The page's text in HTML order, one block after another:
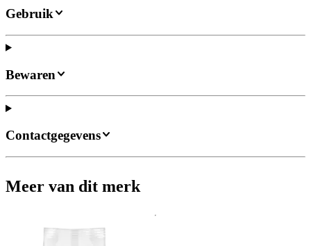
Gebruik
Bewaren
Contactgegevens
Meer van dit merk